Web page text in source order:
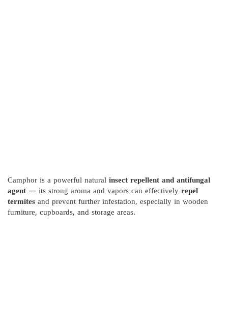
Camphor is a powerful natural insect repellent and antifungal
agent — its strong aroma and vapors can effectively repel
termites and prevent further infestation, especially in wooden
furniture, cupboards, and storage areas.